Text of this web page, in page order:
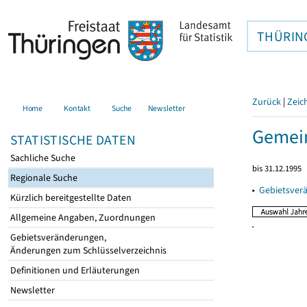
Home Kontakt Suche Newsletter
STATISTISCHE DATEN
Sachliche Suche
Regionale Suche
Kürzlich bereitgestellte Daten
Allgemeine Angaben, Zuordnungen
Gebietsveränderungen,
Änderungen zum Schlüsselverzeichnis
Definitionen und Erläuterungen
Newsletter
Zurück |
bis 31.12.1995
▸